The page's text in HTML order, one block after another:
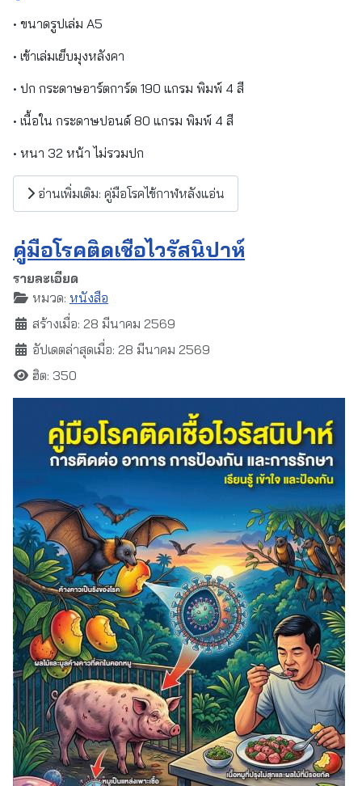
• ขนาดรูปเล่ม A5
• เข้าเล่มเย็บมุงหลังคา
• ปก กระดาษอาร์ตการ์ด 190 แกรม พิมพ์ 4 สี
• เนื้อใน กระดาษปอนด์ 80 แกรม พิมพ์ 4 สี
• หนา 32 หน้า ไม่รวมปก
อ่านเพิ่มเติม: คู่มือโรคไข้กาฬหลังแอ่น
คู่มือโรคติดเชื้อไวรัสนิปาห์
รายละเอียด
หมวด: หนังสือ
สร้างเมื่อ: 28 มีนาคม 2569
อัปเดตล่าสุดเมื่อ: 28 มีนาคม 2569
ฮิต: 350